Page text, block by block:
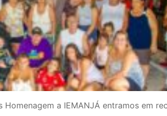
Homenagem a IEMANJÁ entramos em